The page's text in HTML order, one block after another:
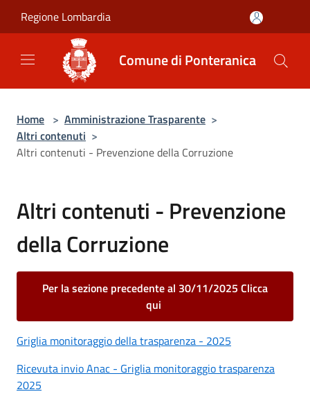
Regione Lombardia
Comune di Ponteranica
Home > Amministrazione Trasparente >
Altri contenuti >
Altri contenuti - Prevenzione della Corruzione
Altri contenuti - Prevenzione
della Corruzione
Per la sezione precedente al 30/11/2025 Clicca
qui
Griglia monitoraggio della trasparenza - 2025
Ricevuta invio Anac - Griglia monitoraggio trasparenza
2025